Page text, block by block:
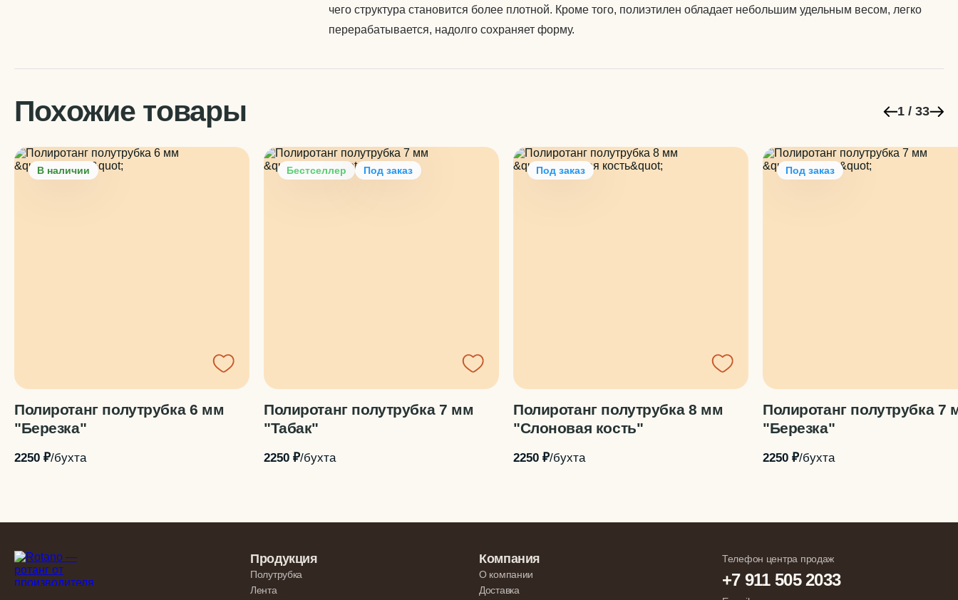
чего структура становится более плотной. Кроме того, полиэтилен обладает небольшим удельным весом, легко
перерабатывается, надолго сохраняет форму.
Похожие товары 1 / 33
В наличии
Полиротанг полутрубка 6 мм
"Березка"
2250 ₽/бухта
Бестселлер Под заказ
Полиротанг полутрубка 7 мм
"Табак"
2250 ₽/бухта
Под заказ
Полиротанг полутрубка 8 мм
"Слоновая кость"
2250 ₽/бухта
Под заказ
Полиротанг полутрубка 7
"Березка"
2250 ₽/бухта
Продукция
Полутрубка
Лента
Компания
О компании
Доставка
Телефон центра продаж
+7 911 505 2033